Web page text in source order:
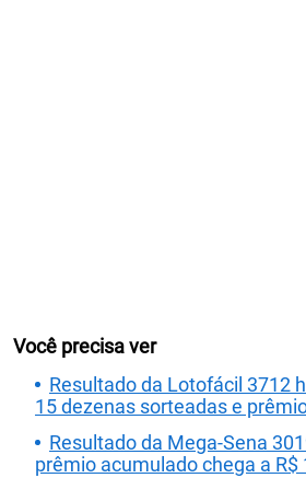
Você precisa ver
Resultado da Lotofácil 3712
15 dezenas sorteadas e
Resultado da Mega-Sena
prêmio acumulado chega a R$